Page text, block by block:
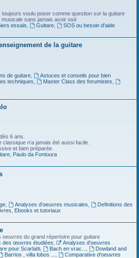
voulu poser comme question sur la guitare
sans jamais avoir osé
essais Guitare,
SOS ou besoin d'aide
de la guitare
de guitare,
Astuces et conseils pour bien
techniques Master Class des forumistes
6 ans.
classique n'a jamais été aussi facile.
et bien préparée.
Paulo da Fontoura
, Analyses d'oeuvres musicales
Definitions des
Ebooks et tutoriaux
oeuvres du grand répertoire pour guitare
des œuvres étudiées
Analyses d'oeuvres
pour Scarlatti, Bach en vrac...
Dowland and
Barrios , villa lobos ...
Comparative d'oeuvres